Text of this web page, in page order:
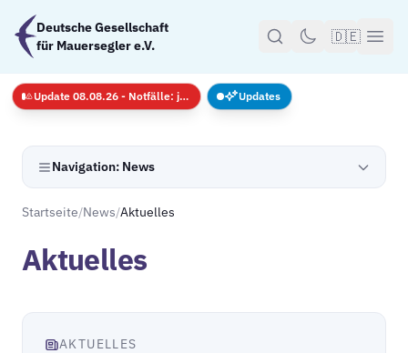
Zum Hauptinhalt springen
Deutsche Gesellschaft
für Mauersegler e.V.
🇩🇪
Navigation: News
Startseite/News/Aktuelles
Aktuelles
AKTUELLES
Update 08.08.26 - Notfälle: jederzeit · GS nur mit Anmeldug
Updates